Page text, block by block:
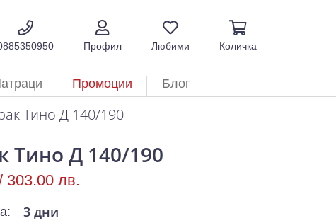
Профил Любими Количка
Промоции Блог
Тино Д 140/190
Тино Д 140/190
303.00 лв.
3 дни